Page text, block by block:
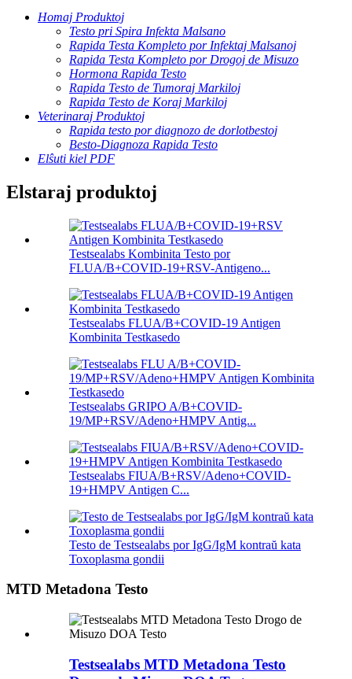
Homaj Produktoj
Testo pri Spira Infekta Malsano
Rapida Testa Kompleto por Infektaj Malsanoj
Rapida Testa Kompleto por Drogoj de Misuzo
Hormona Rapida Testo
Rapida Testo de Tumoraj Markiloj
Rapida Testo de Koraj Markiloj
Veterinaraj Produktoj
Rapida testo por diagnozo de dorlotbestoj
Besto-Diagnoza Rapida Testo
Elŝuti kiel PDF
Elstaraj produktoj
Testsealabs Kombinita Testo por
FLUA/B+COVID-19+RSV-Antigeno...
Testsealabs FLUA/B+COVID-19 Antigen
Kombinita Testkasedo
Testsealabs GRIPO A/B+COVID-
19/MP+RSV/Adeno+HMPV Antig...
Testsealabs FIUA/B+RSV/Adeno+COVID-
19+HMPV Antigen C...
Testo de Testsealabs por IgG/IgM kontraŭ kata
Toxoplasma gondii
MTD Metadona Testo
Testsealabs MTD Metadona Testo